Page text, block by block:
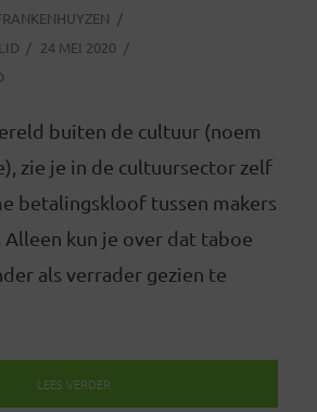
24 MEI 2020
buiten de cultuur (noem
zie je in de cultuursector zelf
betalingskloof tussen makers
Alleen kun je over dat taboe
als verrader gezien te
LEES VERDER